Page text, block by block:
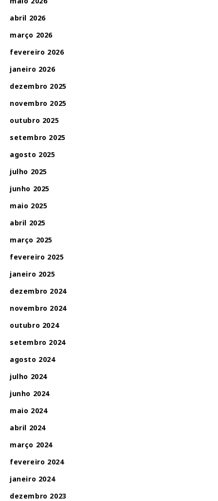
abril 2026
março 2026
fevereiro 2026
janeiro 2026
dezembro 2025
novembro 2025
outubro 2025
setembro 2025
agosto 2025
julho 2025
junho 2025
maio 2025
abril 2025
março 2025
fevereiro 2025
janeiro 2025
dezembro 2024
novembro 2024
outubro 2024
setembro 2024
agosto 2024
julho 2024
junho 2024
maio 2024
abril 2024
março 2024
fevereiro 2024
janeiro 2024
dezembro 2023